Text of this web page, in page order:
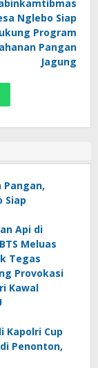
Nglebo Siap
Program
Pangan
Jagung
Siap
Api di
Meluas
Tegas
Provokasi
Kawal
Kapolri Cup
Penonton,